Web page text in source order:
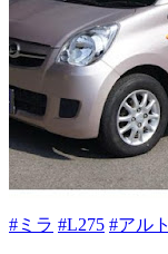
#ミラ #L275 #アルト